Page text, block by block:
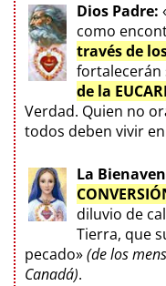
Dios Padre:
como
través de
fortalecerán
de la
Verdad. Quien no
todos deben vivir
La
diluvio de
Tierra, que
pecado»(de los
Canadá).